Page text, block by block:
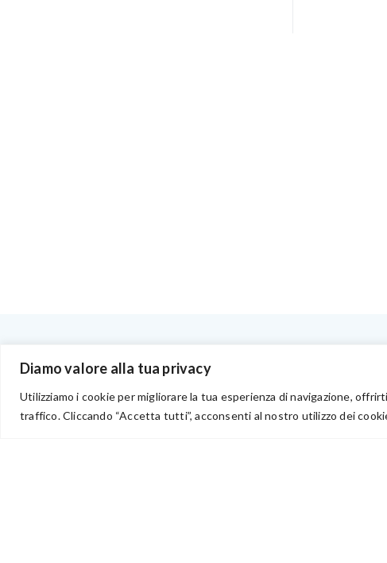
Diamo valore alla tua privacy
Utilizziamo i cookie per migliorare la tua esperienza di navigazione,
traffico. Cliccando “Accetta tutti”, acconsenti al nostro utilizzo dei